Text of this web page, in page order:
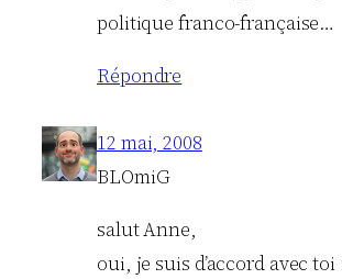
politique franco-française…
Répondre
12 mai, 2008
BLOmiG
salut Anne,
oui, je suis d’accord avec toi